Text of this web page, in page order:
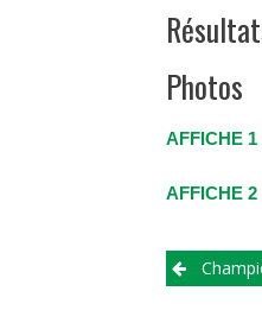
Photos
AFFICHE 1
AFFICHE 2